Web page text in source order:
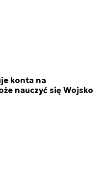
konta na
nauczyć się Wojsko